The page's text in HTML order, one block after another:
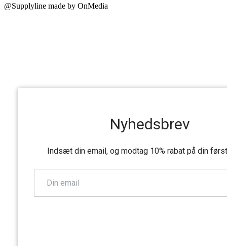
@Supplyline made by OnMedia
Nyhedsbrev
Indsæt din email, og modtag 10% rabat på din